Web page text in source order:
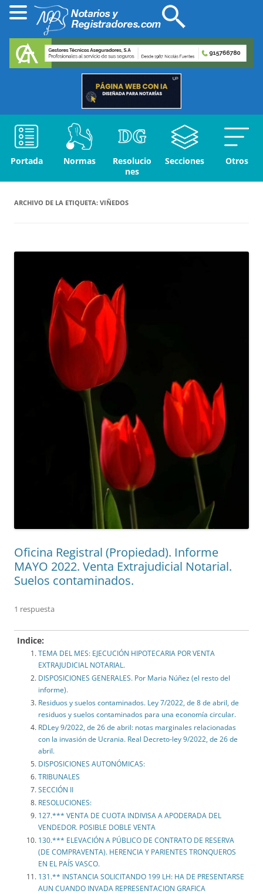
Portada Normas
Resolucio
nes
Secciones Otros
ARCHIVO DE LA ETIQUETA: VIÑEDOS
Oficina Registral (Propiedad). Informe
MAYO 2022. Venta Extrajudicial Notarial.
Suelos contaminados.
1 respuesta
Indice:
TEMA DEL MES: EJECUCIÓN HIPOTECARIA POR VENTA
EXTRAJUDICIAL NOTARIAL.
DISPOSICIONES GENERALES. Por Maria Núñez (el resto del
informe).
Residuos y suelos contaminados. Ley 7/2022, de 8 de abril, de
residuos y suelos contaminados para una economía circular.
RDLey 9/2022, de 26 de abril: notas marginales relacionadas
con la invasión de Ucrania. Real Decreto-ley 9/2022, de 26 de
abril.
DISPOSICIONES AUTONÓMICAS:
TRIBUNALES
SECCIÓN II
RESOLUCIONES:
127.*** VENTA DE CUOTA INDIVISA A APODERADA DEL
VENDEDOR. POSIBLE DOBLE VENTA
130.*** ELEVACIÓN A PÚBLICO DE CONTRATO DE RESERVA
(DE COMPRAVENTA). HERENCIA Y PARIENTES TRONQUEROS
EN EL PAÍS VASCO.
131.** INSTANCIA SOLICITANDO 199 LH: HA DE PRESENTARSE
AUN CUANDO INVADA REPRESENTACION GRAFICA